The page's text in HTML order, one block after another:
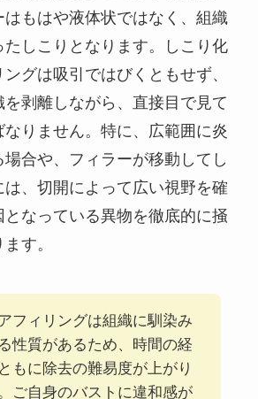
はもはや液体状ではなく、組織
たしこりとなります。しこり化
グは吸引ではびくともせず、
剥離しながら、直接目で見て
りません。特に、広範囲に炎
合や、フィラーが移動してし
は、切開によって広い視野を確
なっている異物を徹底的に掻
す。
フィリングは組織に馴染み
性質があるため、時間の経
もに除去の難易度が上がり
ご自身のバストに違和感が